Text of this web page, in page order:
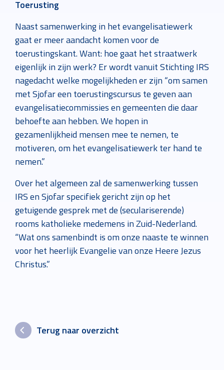
Toerusting
Naast samenwerking in het evangelisatiewerk
gaat er meer aandacht komen voor de
toerustingskant. Want: hoe gaat het straatwerk
eigenlijk in zijn werk? Er wordt vanuit Stichting IRS
nagedacht welke mogelijkheden er zijn “om samen
met Sjofar een toerustingscursus te geven aan
evangelisatiecommissies en gemeenten die daar
behoefte aan hebben. We hopen in
gezamenlijkheid mensen mee te nemen, te
motiveren, om het evangelisatiewerk ter hand te
nemen.”
Over het algemeen zal de samenwerking tussen
IRS en Sjofar specifiek gericht zijn op het
getuigende gesprek met de (seculariserende)
rooms katholieke medemens in Zuid-Nederland.
“Wat ons samenbindt is om onze naaste te winnen
voor het heerlijk Evangelie van onze Heere Jezus
Christus.”
Terug naar overzicht